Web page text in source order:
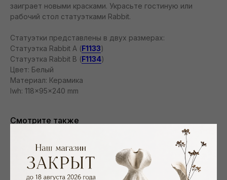
заиграет новыми красками. Украсьте гостиную или
рабочий стол статуэтками Rabbit.
Статуэтки представлены в двух размерах:
Статуэтка Rabbit А (F1133)
Статуэтка Rabbit B (F1134)
Цвет: Белый
Материал: Керамика
lwh: 118x95x240 mm
Смотрите также